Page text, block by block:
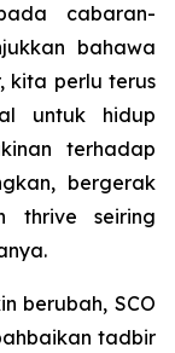
cabaran-
bahawa
kita perlu terus
untuk hidup
terhadap
bergerak
thrive seiring
berubah, SCO
tadbir